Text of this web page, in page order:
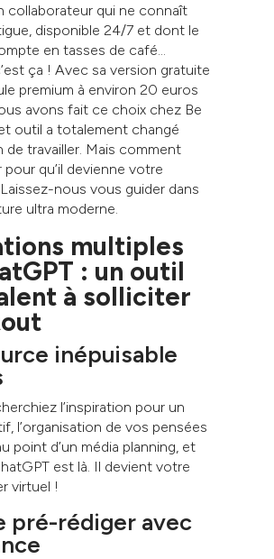
collaborateur qui ne connaît
disponible 24/7 et dont le
en tasses de café…
ça ! Avec sa version gratuite
premium à environ 20 euros
avons fait ce choix chez Be
outil a totalement changé
travailler. Mais comment
pour qu’il devienne votre
nous vous guider dans
ultra moderne.
multiples
: un outil
à solliciter
inépuisable
l’inspiration pour un
l’organisation de vos pensées
point d’un média planning, et
est là. Il devient votre
virtuel !
pré-rédiger avec